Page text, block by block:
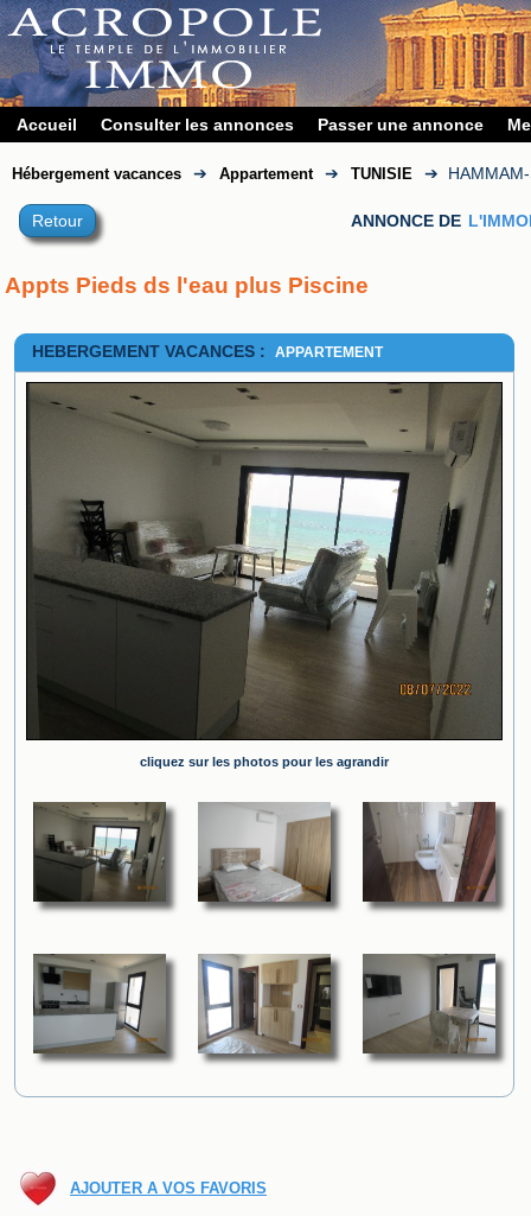
Accueil Consulter les annonces Passer une annonce
Hébergement vacances ➔ Appartement ➔ TUNISIE ➔
Retour ANNONCE DE
Appts Pieds ds l'eau plus Piscine
HEBERGEMENT VACANCES : APPARTEMENT
cliquez sur les photos pour les agrandir
AJOUTER A VOS FAVORIS